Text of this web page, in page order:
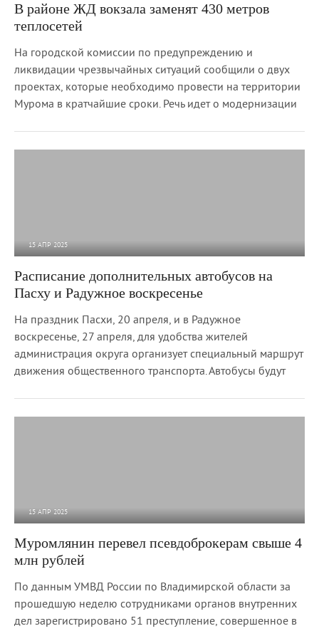
В районе ЖД вокзала заменят 430 метров
теплосетей
На городской комиссии по предупреждению и
ликвидации чрезвычайных ситуаций сообщили о двух
проектах, которые необходимо провести на территории
Мурома в кратчайшие сроки. Речь идет о модернизации
15 АПР 2025
Расписание дополнительных автобусов на
Пасху и Радужное воскресенье
На праздник Пасхи, 20 апреля, и в Радужное
воскресенье, 27 апреля, для удобства жителей
администрация округа организует специальный маршрут
движения общественного транспорта. Автобусы будут
15 АПР 2025
Муромлянин перевел псевдоброкерам свыше 4
млн рублей
По данным УМВД России по Владимирской области за
прошедшую неделю сотрудниками органов внутренних
дел зарегистрировано 51 преступление, совершенное в